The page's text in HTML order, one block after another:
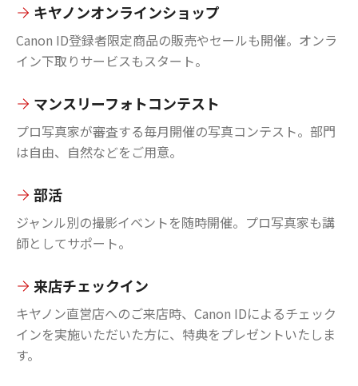
キヤノンオンラインショップ
Canon ID登録者限定商品の販売やセールも開催。オンラ
イン下取りサービスもスタート。
マンスリーフォトコンテスト
プロ写真家が審査する毎月開催の写真コンテスト。部門
は自由、自然などをご用意。
部活
ジャンル別の撮影イベントを随時開催。プロ写真家も講
師としてサポート。
来店チェックイン
キヤノン直営店へのご来店時、Canon IDによるチェック
インを実施いただいた方に、特典をプレゼントいたしま
す。